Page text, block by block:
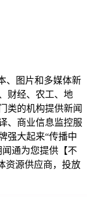
、图片和多媒体新
财经、农工、地
类的机构提供新闻
、商业信息监控服
强大起来“传播中
通为您提供【不
资源供应商，投放